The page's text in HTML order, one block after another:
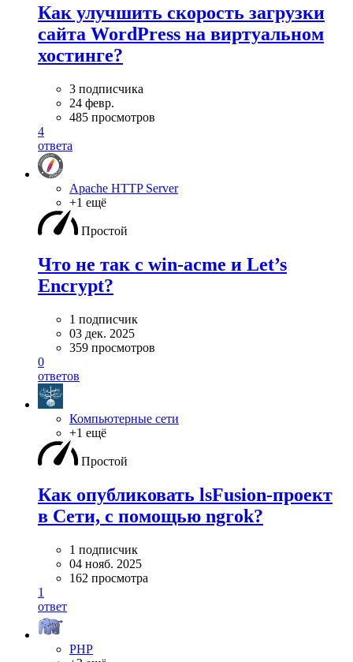
Как улучшить скорость загрузки
сайта WordPress на виртуальном
хостинге?
3 подписчика
24 февр.
485 просмотров
4
ответа
Apache HTTP Server
+1 ещё
Простой
Что не так с win-acme и Let’s
Encrypt?
1 подписчик
03 дек. 2025
359 просмотров
0
ответов
Компьютерные сети
+1 ещё
Простой
Как опубликовать lsFusion-проект
в Сети, с помощью ngrok?
1 подписчик
04 нояб. 2025
162 просмотра
1
ответ
PHP